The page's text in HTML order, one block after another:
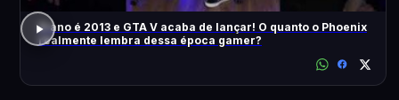
O ano é 2013 e GTA V acaba de lançar! O quanto o Phoenix
realmente lembra dessa época gamer?